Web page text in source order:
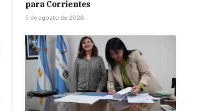
para Corrientes
5 de agosto de 2026